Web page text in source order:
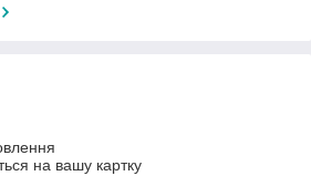
на вашу картку